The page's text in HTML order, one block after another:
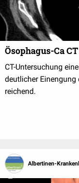
Ösophagus-Ca
CT-Untersuchung
deutlicher
reichend.
Albertinen-